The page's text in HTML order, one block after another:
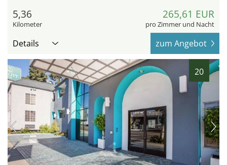
5,36
Kilometer
265,61 EUR
pro Zimmer und Nacht
Details zum Angebot
20